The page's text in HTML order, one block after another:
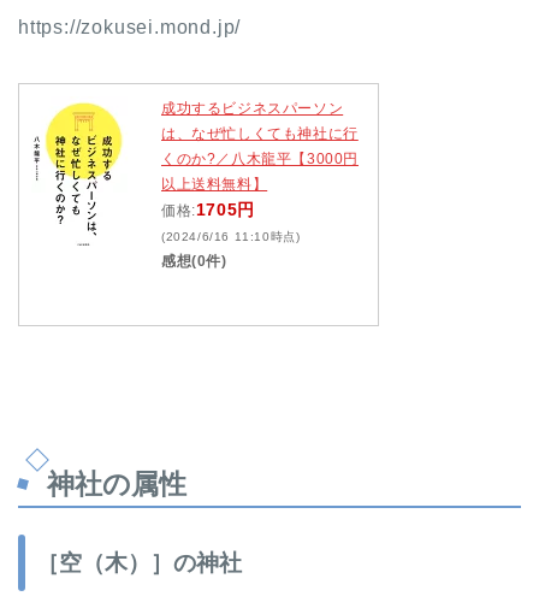
https://zokusei.mond.jp/
成功するビジネスパーソン
は、なぜ忙しくても神社に行
くのか?／八木龍平【3000円
以上送料無料】
価格:1705円
(2024/6/16 11:10時点)
感想(0件)
神社の属性
［空（木）］の神社